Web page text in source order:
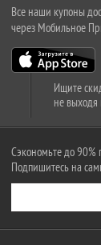
Все наши купоны
через Мобильное
Ищите
не выходя
Сэкономьте до 90%
Подпишитесь на